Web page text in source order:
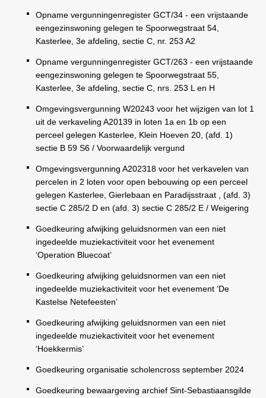
Opname vergunningenregister GCT/34 - een vrijstaande
eengezinswoning gelegen te Spoorwegstraat 54,
Kasterlee, 3e afdeling, sectie C, nr. 253 A2
Opname vergunningenregister GCT/263 - een vrijstaande
eengezinswoning gelegen te Spoorwegstraat 55,
Kasterlee, 3e afdeling, sectie C, nrs. 253 L en H
Omgevingsvergunning W20243 voor het wijzigen van lot 1
uit de verkaveling A20139 in loten 1a en 1b op een
perceel gelegen Kasterlee, Klein Hoeven 20, (afd. 1)
sectie B 59 S6 / Voorwaardelijk vergund
Omgevingsvergunning A202318 voor het verkavelen van
percelen in 2 loten voor open bebouwing op een perceel
gelegen Kasterlee, Gierlebaan en Paradijsstraat , (afd. 3)
sectie C 285/2 D en (afd. 3) sectie C 285/2 E / Weigering
Goedkeuring afwijking geluidsnormen van een niet
ingedeelde muziekactiviteit voor het evenement
‘Operation Bluecoat’
Goedkeuring afwijking geluidsnormen van een niet
ingedeelde muziekactiviteit voor het evenement ‘De
Kastelse Netefeesten’
Goedkeuring afwijking geluidsnormen van een niet
ingedeelde muziekactiviteit voor het evenement
‘Hoekkermis’
Goedkeuring organisatie scholencross september 2024
Goedkeuring bewaargeving archief Sint-Sebastiaansgilde